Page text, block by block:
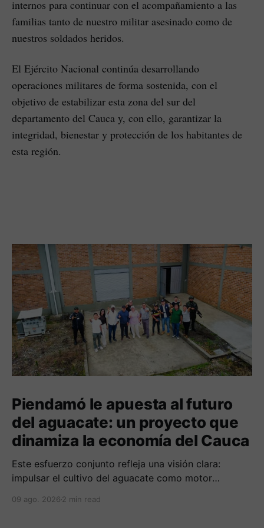
internos para continuar con el acompañamiento a las
familias tanto de nuestro militar asesinado como de
nuestros soldados heridos.
El Ejército Nacional continúa desarrollando
operaciones militares de forma sostenida, con el
objetivo de estabilizar esta zona del sur del
departamento del Cauca y, con ello, garantizar la
integridad, bienestar y protección de los habitantes de
esta región.
Piendamó le apuesta al futuro
del aguacate: un proyecto que
dinamiza la economía del Cauca
Este esfuerzo conjunto refleja una visión clara:
impulsar el cultivo del aguacate como motor
campesinas de la región.
09 ago. 2026 2 min read